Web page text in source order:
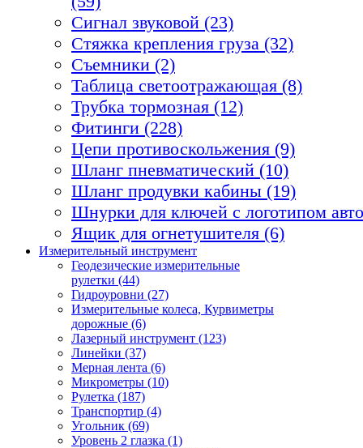
Сигнал звуковой (23)
Стяжка крепления груза (32)
Съемники (2)
Таблица светоотражающая (8)
Трубка тормозная (12)
Фитинги (228)
Цепи противоскольжения (9)
Шланг пневматический (10)
Шланг продувки кабины (19)
Шнурки для ключей с логотипом
Ящик для огнетушителя (6)
Измерительный инструмент
Геодезические измерительные
рулетки (44)
Гидроуровни (27)
Измерительные колеса, Курвиметры
дорожные (6)
Лазерный инструмент (123)
Линейки (37)
Мерная лента (6)
Микрометры (10)
Рулетка (187)
Транспортир (4)
Угольник (69)
Уровень 2 глазка (1)